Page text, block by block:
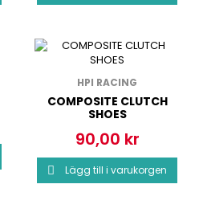
HPI RACING
COMPOSITE CLUTCH
SHOES
Pris
90,00 kr
 Lägg till i varukorgen